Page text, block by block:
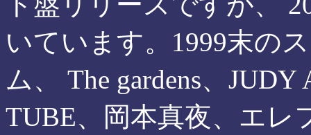
いています。1999末の
ム、 The gardens、
TUBE、岡本真夜、エレ